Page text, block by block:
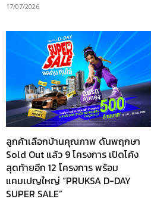
17/07/2026
ลูกค้าเลือกบ้านคุณภาพ ดันพฤกษา
Sold Out แล้ว 9 โครงการ เปิดโค้ง
สุดท้ายอีก 12 โครงการ พร้อม
แคมเปญใหญ่ “PRUKSA D-DAY
SUPER SALE”